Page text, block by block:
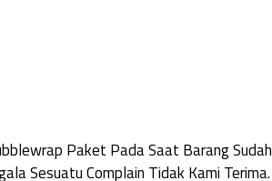
Paket Pada Saat Barang Sudah
Sesuatu Complain Tidak Kami Terima.